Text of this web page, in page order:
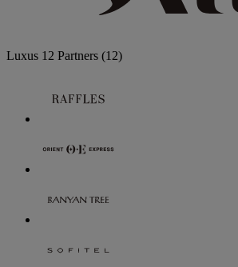
Luxus 12 Partners (12)